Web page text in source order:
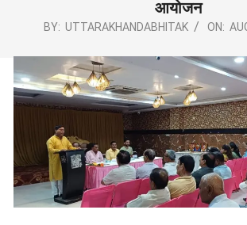
आयोजन
BY: UTTARAKHANDABHITAK ON: